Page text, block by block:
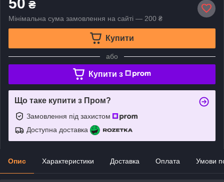
₴
Мінімальна сума замовлення на сайті — 200 ₴
Купити
або
Купити з
Що таке купити з Пром?
Замовлення під захистом
Доступна доставка
Опис Характеристики Доставка Оплата Умови